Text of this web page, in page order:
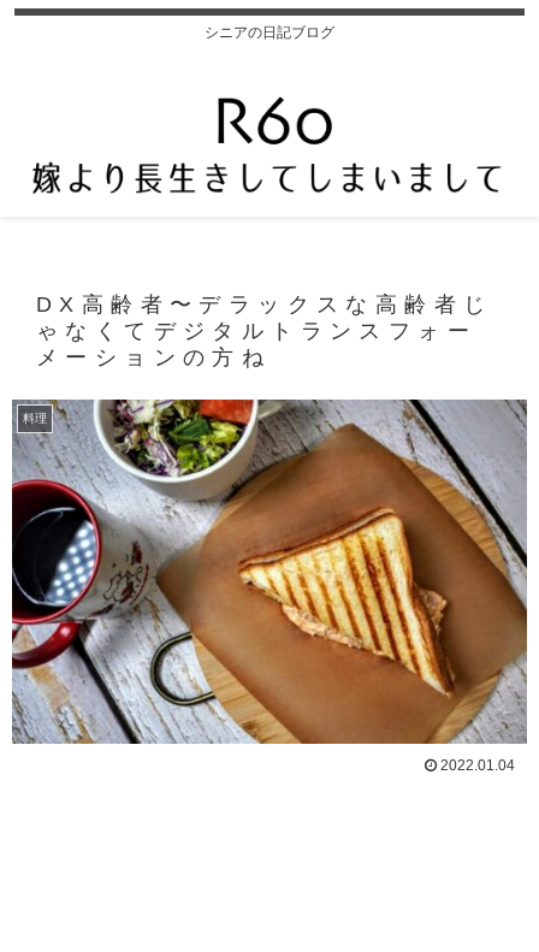
シニアの日記ブログ
DX高齢者〜デラックスな高齢者じ
ゃなくてデジタルトランスフォー
メーションの方ね
料理
2022.01.04